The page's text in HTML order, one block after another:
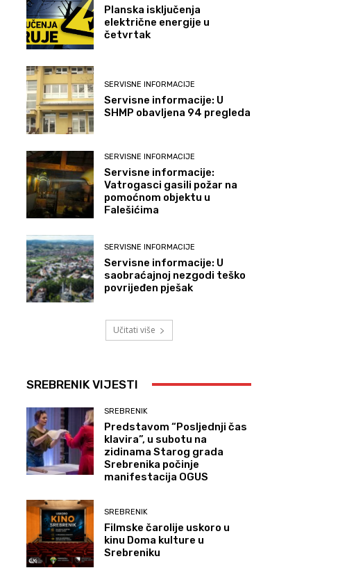
Planska isključenja
električne energije u
četvrtak
SERVISNE INFORMACIJE
Servisne informacije: U
SHMP obavljena 94 pregleda
SERVISNE INFORMACIJE
Servisne informacije:
Vatrogasci gasili požar na
pomoćnom objektu u
Falešićima
SERVISNE INFORMACIJE
Servisne informacije: U
saobraćajnoj nezgodi teško
povrijeđen pješak
Učitati više
SREBRENIK VIJESTI
SREBRENIK
Predstavom “Posljednji čas
klavira”, u subotu na
zidinama Starog grada
Srebrenika počinje
manifestacija OGUS
SREBRENIK
Filmske čarolije uskoro u
kinu Doma kulture u
Srebreniku